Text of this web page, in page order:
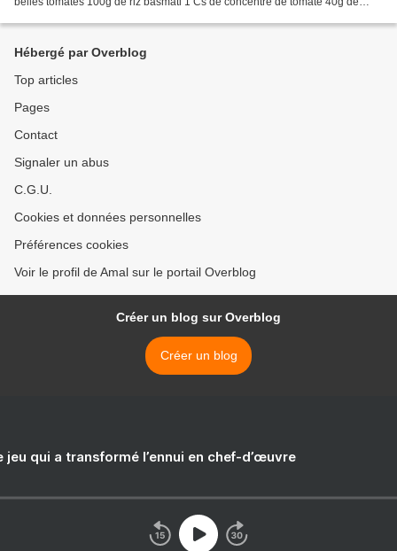
Hébergé par Overblog
Top articles
Pages
Contact
Signaler un abus
C.G.U.
Cookies et données personnelles
Préférences cookies
Voir le profil de Amal sur le portail Overblog
Créer un blog sur Overblog
Créer un blog
jeu qui a transformé l’ennui en chef-d’œuvre